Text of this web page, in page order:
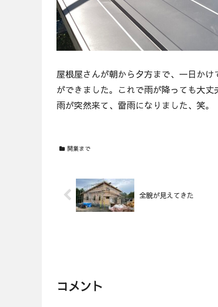
屋根屋さんが朝から夕方まで、一日か
ができました。これで雨が降っても大
雨が突然来て、雷雨になりました、笑。
開業まで
全貌が見えてきた
コメント